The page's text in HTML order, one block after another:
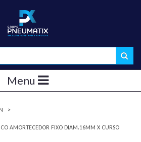
Menu
AMORTECEDOR FIXO DIAM.16MM X CURSO